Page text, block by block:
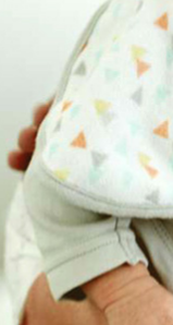
Makaleler
Videolar
Makaleler
Videolar
Eğlence
Ürünler
Sorular ve Yanıtlar
Makaleler
Videolar